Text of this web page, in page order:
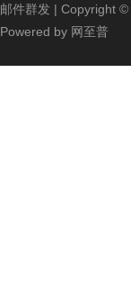
邮件群发 | Copyright ©
Powered by 网至普